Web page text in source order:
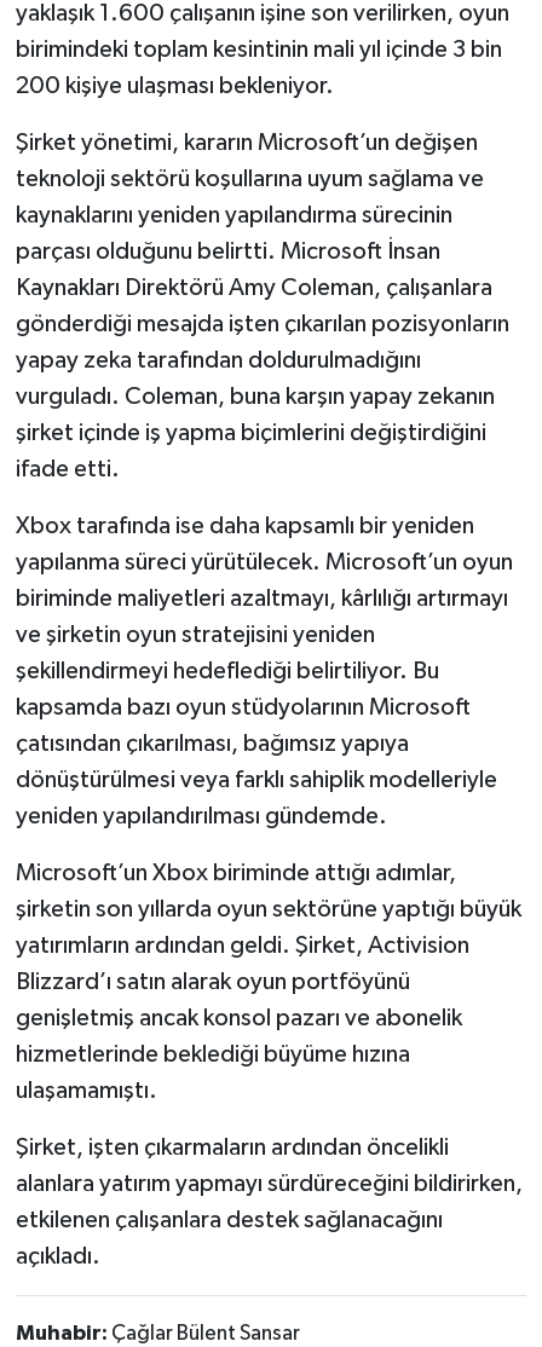
yaklaşık 1.600 çalışanın işine son verilirken, oyun
birimindeki toplam kesintinin mali yıl içinde 3 bin
200 kişiye ulaşması bekleniyor.
Şirket yönetimi, kararın Microsoft’un değişen
teknoloji sektörü koşullarına uyum sağlama ve
kaynaklarını yeniden yapılandırma sürecinin
parçası olduğunu belirtti. Microsoft İnsan
Kaynakları Direktörü Amy Coleman, çalışanlara
gönderdiği mesajda işten çıkarılan pozisyonların
yapay zeka tarafından doldurulmadığını
vurguladı. Coleman, buna karşın yapay zekanın
şirket içinde iş yapma biçimlerini değiştirdiğini
ifade etti.
Xbox tarafında ise daha kapsamlı bir yeniden
yapılanma süreci yürütülecek. Microsoft’un oyun
biriminde maliyetleri azaltmayı, kârlılığı artırmayı
ve şirketin oyun stratejisini yeniden
şekillendirmeyi hedeflediği belirtiliyor. Bu
kapsamda bazı oyun stüdyolarının Microsoft
çatısından çıkarılması, bağımsız yapıya
dönüştürülmesi veya farklı sahiplik modelleriyle
yeniden yapılandırılması gündemde.
Microsoft’un Xbox biriminde attığı adımlar,
şirketin son yıllarda oyun sektörüne yaptığı büyük
yatırımların ardından geldi. Şirket, Activision
Blizzard’ı satın alarak oyun portföyünü
genişletmiş ancak konsol pazarı ve abonelik
hizmetlerinde beklediği büyüme hızına
ulaşamamıştı.
Şirket, işten çıkarmaların ardından öncelikli
alanlara yatırım yapmayı sürdüreceğini bildirirken,
etkilenen çalışanlara destek sağlanacağını
açıkladı.
Muhabir: Çağlar Bülent Sansar